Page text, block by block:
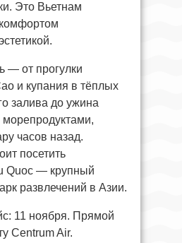
Это Вьетнам
— от прогулки
и купания в тёплых
залива до ужина
часов назад.
посетить
Quoc — крупный
развлечений в Азии.
11 ноября. Прямой
Centrum Air.